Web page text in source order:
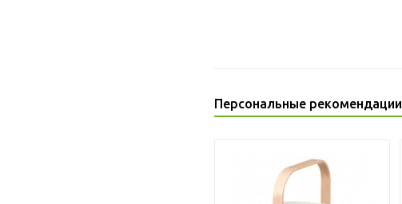
Персональные рекомендации